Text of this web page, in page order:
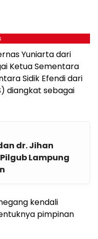
Yuniarta dari
Ketua Sementara
Sidik Efendi dari
diangkat sebagai
dr. Jihan
Lampung
kendali
pimpinan